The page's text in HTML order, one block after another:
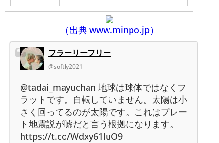
（出典 www.minpo.jp）
フラーリーフリー
@softly2021
@tadai_mayuchan 地球は球体ではなくフ
ラットです。自転していません。太陽は小
さく回ってるのが太陽です。これはプレー
ト地震説が嘘だと言う根拠になります。
https://t.co/Wdxy61IuO9